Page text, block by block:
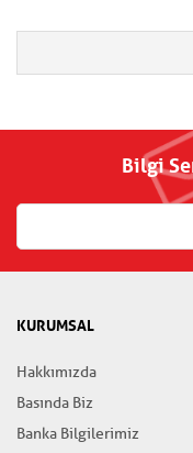
Bilgi
KURUMSAL
Hakkımızda
Basında Biz
Banka Bilgilerimiz